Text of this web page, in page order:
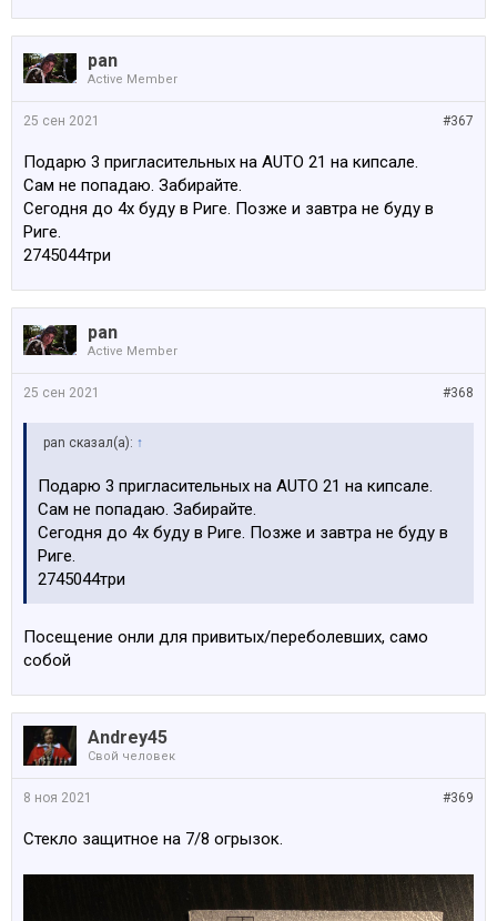
pan
Active Member
#367
25 сен 2021
Подарю 3 пригласительных на AUTO 21 на кипсале.
Сам не попадаю. Забирайте.
Сегодня до 4х буду в Риге. Позже и завтра не буду в
Риге.
2745044три
pan
Active Member
#368
25 сен 2021
pan сказал(а): ↑
Подарю 3 пригласительных на AUTO 21 на кипсале.
Сам не попадаю. Забирайте.
Сегодня до 4х буду в Риге. Позже и завтра не буду в
Риге.
2745044три
Посещение онли для привитых/переболевших, само
собой
Andrey45
Свой человек
#369
8 ноя 2021
Стекло защитное на 7/8 огрызок.